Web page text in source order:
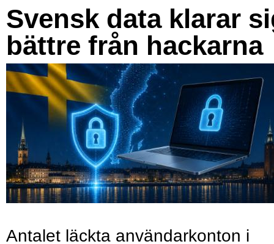
Svensk data klarar
bättre från hackarna
Antalet läckta användarkonton i